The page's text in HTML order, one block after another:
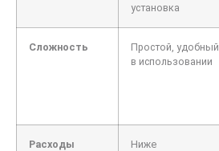
установка
Сложность
Простой, удобный
в использовании
Расходы Ниже